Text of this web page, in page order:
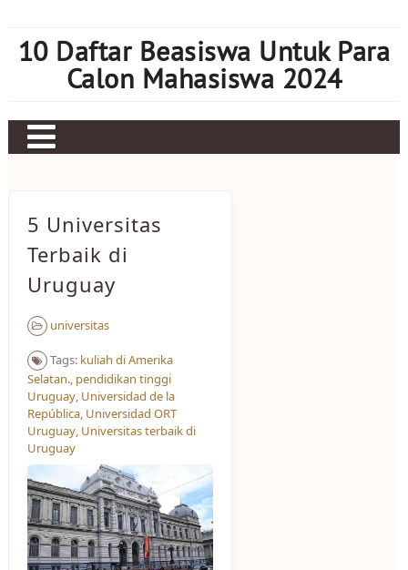
content
10 Daftar Beasiswa Untuk Para
Calon Mahasiswa 2024
Judi bola
Mahjong Ways 2
Slot Kamboja
Slot Thailand
5 Universitas
Terbaik di
Uruguay
universitas
Tags: kuliah di Amerika
Selatan., pendidikan tinggi
Uruguay, Universidad de la
República, Universidad ORT
Uruguay, Universitas terbaik di
Uruguay